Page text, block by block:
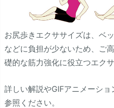
お尻歩きエクササイズは、ベ
などに負担が少ないため、ご
礎的な筋力強化に役立つエク
詳しい解説やGIFアニメーシ
参照ください。